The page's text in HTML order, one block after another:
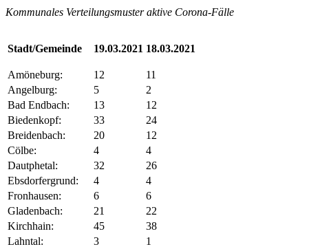
Kommunales Verteilungsmuster aktive Corona-Fälle
Stadt/Gemeinde 19.03.2021 18.03.2021
Amöneburg: 12
11
Angelburg:
5
2
Bad Endbach:
13
12
Biedenkopf:
33
24
Breidenbach:
20
12
Cölbe:
4
4
Dautphetal:
32
26
Ebsdorfergrund:
4
4
Fronhausen:
6
6
Gladenbach:
21
22
Kirchhain:
45
38
Lahntal:
3
1